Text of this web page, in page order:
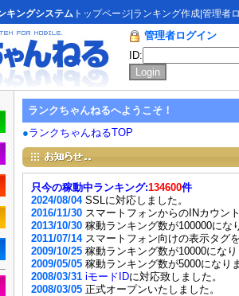
キングシステム トップページ ランキング作成 管理者
管理者ログイン
ID:
ランクちゃんねるへようこそ！
●ランクちゃんねるTOP
只今の稼動中ランキング:134600件
2024/08/04SSLに対応しました。
2016/11/30 スマートフォンからのINカウン
2013/10/30 稼動ランキング数が100000にな
2011/07/14スマートフォン向けの表示タグ
2009/10/25 稼動ランキング数が10000にな
2009/05/05 稼動ランキング数が5000になり
2008/03/31 iモードIDに対応致しました。
2008/03/05 正式オープンいたしました。